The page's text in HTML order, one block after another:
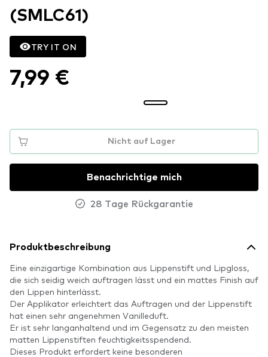
(SMLC61)
TRY IT ON
7,99 €
Nicht auf Lager
Benachrichtige mich
28 Tage Rückgarantie
Produktbeschreibung
Eine einzigartige Kombination aus Lippenstift und Lipgloss,
die sich seidig weich auftragen lässt und ein mattes Finish auf
den Lippen hinterlässt.
Der Applikator erleichtert das Auftragen und der Lippenstift
hat einen sehr angenehmen Vanilleduft.
Er ist sehr langanhaltend und im Gegensatz zu den meisten
matten Lippenstiften feuchtigkeitsspendend.
Dieses Produkt erfordert keine besonderen